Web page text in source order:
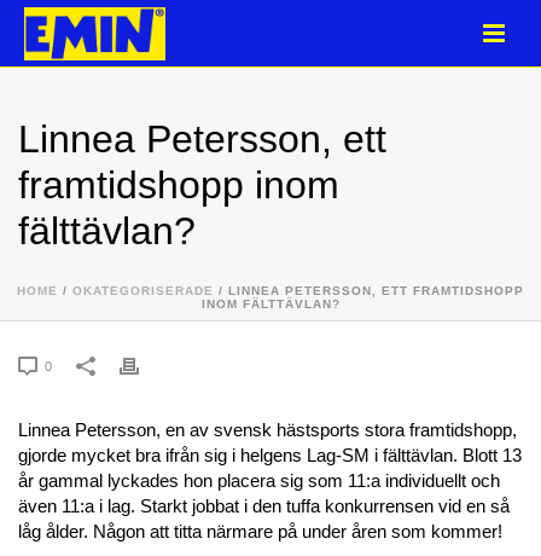
Linnea Petersson, ett
framtidshopp inom
fälttävlan?
HOME / OKATEGORISERADE / LINNEA PETERSSON, ETT FRAMTIDSHOPP
INOM FÄLTTÄVLAN?
0
Linnea Petersson, en av svensk hästsports stora framtidshopp,
gjorde mycket bra ifrån sig i helgens Lag-SM i fälttävlan. Blott 13
år gammal lyckades hon placera sig som 11:a individuellt och
även 11:a i lag. Starkt jobbat i den tuffa konkurrensen vid en så
låg ålder. Någon att titta närmare på under åren som kommer!